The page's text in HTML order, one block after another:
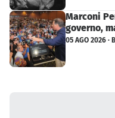
Marconi
governo,
05 AGO 2026 ·